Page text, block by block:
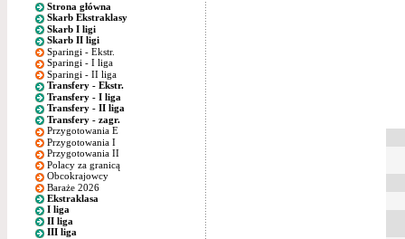
Strona główna
Skarb Ekstraklasy
Skarb I ligi
Skarb II ligi
Sparingi - Ekstr.
Sparingi - I liga
Sparingi - II liga
Transfery - Ekstr.
Transfery - I liga
Transfery - II liga
Transfery - zagr.
Przygotowania E
Przygotowania I
Przygotowania II
Polacy za granicą
Obcokrajowcy
Baraże 2026
Ekstraklasa
I liga
II liga
III liga